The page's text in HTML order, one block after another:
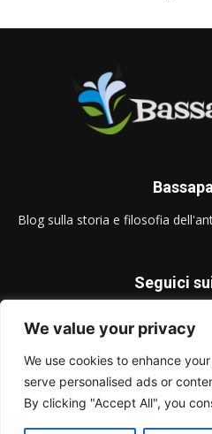
We value your privacy
We use cookies to enhance
serve personalised ads or
By clicking "Accept All", you
Blog sulla storia e filosofia
Seguici
© Bassaparola.it 2015-2025